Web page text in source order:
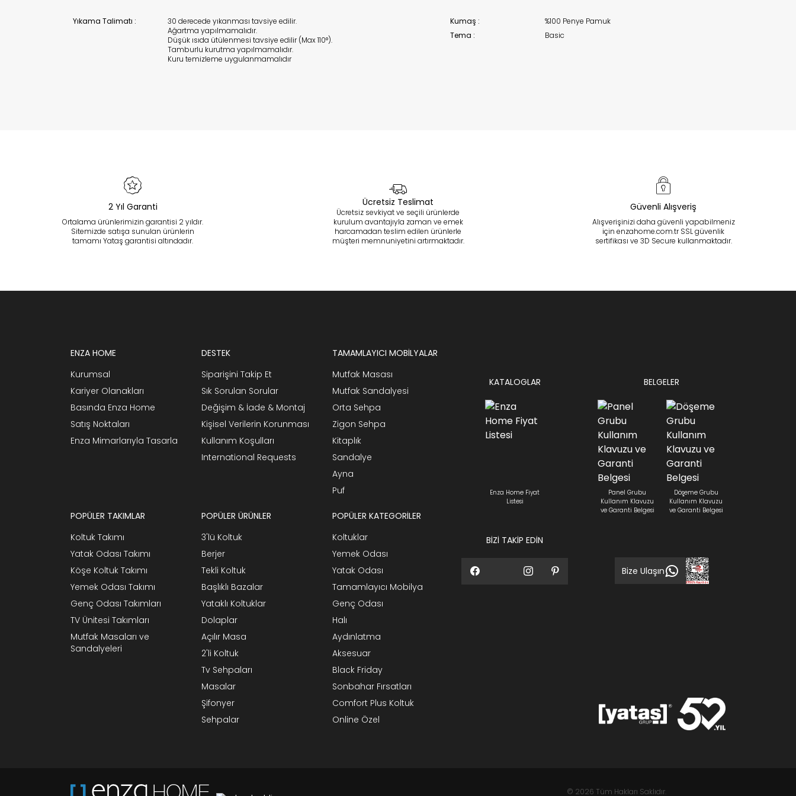
Yıkama Talimatı :
30 derecede yıkanması tavsiye edilir.
Ağartma yapılmamalıdır.
Düşük ısıda ütülenmesi tavsiye edilir (Max 110°).
Tamburlu kurutma yapılmamalıdır.
Kuru temizleme uygulanmamalıdır
Kumaş :
%100 Penye Pamuk
Tema :
Basic
2 Yıl Garanti
Ortalama ürünlerimizin garantisi 2 yıldır.
Sitemizde satışa sunulan ürünlerin
tamamı Yataş garantisi altındadır.
Ücretsiz Teslimat
Ücretsiz sevkiyat ve seçili ürünlerde
kurulum avantajıyla zaman ve emek
harcamadan teslim edilen ürünlerle
müşteri memnuniyetini artırmaktadır.
Güvenli Alışveriş
Alışverişinizi daha güvenli yapabilmeniz
için enzahome.com.tr SSL güvenlik
sertifikası ve 3D Secure kullanmaktadır.
ENZA HOME
Kurumsal
Kariyer Olanakları
Basında Enza Home
Satış Noktaları
Enza Mimarlarıyla Tasarla
DESTEK
Siparişini Takip Et
Sık Sorulan Sorular
Değişim & İade & Montaj
Kişisel Verilerin Korunması
Kullanım Koşulları
International Requests
TAMAMLAYICI MOBİLYALAR
Mutfak Masası
Mutfak Sandalyesi
Orta Sehpa
Zigon Sehpa
Kitaplık
Sandalye
Ayna
Puf
POPÜLER TAKIMLAR
Koltuk Takımı
Yatak Odası Takımı
Köşe Koltuk Takımı
Yemek Odası Takımı
Genç Odası Takımları
TV Ünitesi Takımları
Mutfak Masaları ve
Sandalyeleri
POPÜLER ÜRÜNLER
3'lü Koltuk
Berjer
Tekli Koltuk
Başlıklı Bazalar
Yataklı Koltuklar
Dolaplar
Açılır Masa
2'li Koltuk
Tv Sehpaları
Masalar
Şifonyer
Sehpalar
POPÜLER KATEGORİLER
Koltuklar
Yemek Odası
Yatak Odası
Tamamlayıcı Mobilya
Genç Odası
Halı
Aydınlatma
Aksesuar
Black Friday
Sonbahar Fırsatları
Comfort Plus Koltuk
Online Özel
KATALOGLAR
Enza Home Fiyat
Listesi
BİZİ TAKİP EDİN
BELGELER
Panel Grubu
Kullanım Klavuzu
ve Garanti Belgesi
Döşeme Grubu
Kullanım Klavuzu
ve Garanti Belgesi
Bize Ulaşın
© 2026 Tüm Hakları Saklıdır.